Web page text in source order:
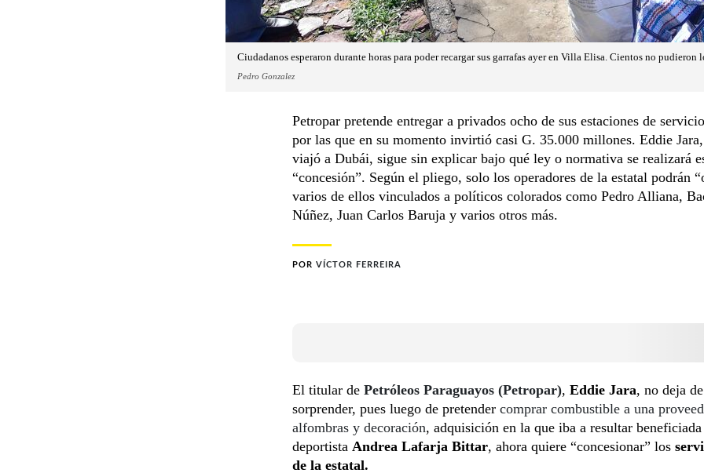
Ciudadanos esperaron durante horas para poder recargar sus garrafas ayer en Villa Elisa. Cientos no pudieron
Pedro Gonzalez
Petropar pretende entregar a privados ocho de sus estaciones de
por las que en su momento invirtió casi G. 35.000 millones. Eddie
viajó a Dubái, sigue sin explicar bajo qué ley o normativa se realizará
“concesión”. Según el pliego, solo los operadores de la estatal podrán
varios de ellos vinculados a políticos colorados como Pedro Alliana,
Núñez, Juan Carlos Baruja y varios otros más.
POR VÍCTOR FERREIRA
El titular de Petróleos Paraguayos (Petropar), Eddie Jara, no deja de
sorprender, pues luego de pretender comprar combustible a una
alfombras y decoración, adquisición en la que iba a resultar
deportista Andrea Lafarja Bittar, ahora quiere “concesionar” los
de la estatal.